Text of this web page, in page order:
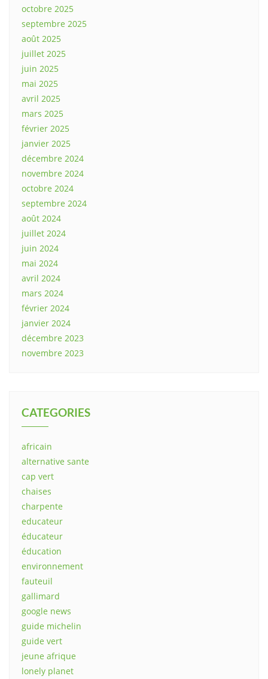
octobre 2025
septembre 2025
août 2025
juillet 2025
juin 2025
mai 2025
avril 2025
mars 2025
février 2025
janvier 2025
décembre 2024
novembre 2024
octobre 2024
septembre 2024
août 2024
juillet 2024
juin 2024
mai 2024
avril 2024
mars 2024
février 2024
janvier 2024
décembre 2023
novembre 2023
CATEGORIES
africain
alternative sante
cap vert
chaises
charpente
educateur
éducateur
éducation
environnement
fauteuil
gallimard
google news
guide michelin
guide vert
jeune afrique
lonely planet